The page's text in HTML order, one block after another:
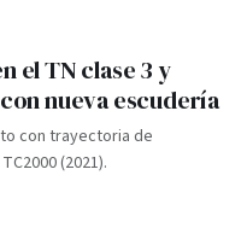
el TN clase 3 y
nueva escudería
con trayectoria de
(2021).